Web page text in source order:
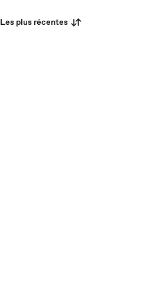
Les plus récentes